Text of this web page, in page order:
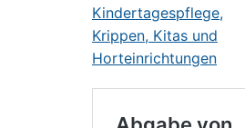
Kindertagespflege,
Krippen, Kitas und
Horteinrichtungen